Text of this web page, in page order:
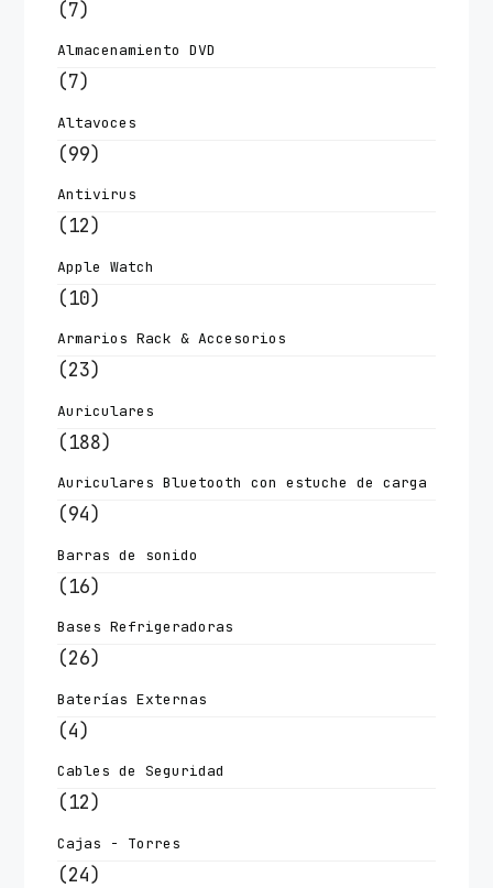
(7)
Almacenamiento DVD
(7)
Altavoces
(99)
Antivirus
(12)
Apple Watch
(10)
Armarios Rack & Accesorios
(23)
Auriculares
(188)
Auriculares Bluetooth con estuche de carga
(94)
Barras de sonido
(16)
Bases Refrigeradoras
(26)
Baterías Externas
(4)
Cables de Seguridad
(12)
Cajas - Torres
(24)